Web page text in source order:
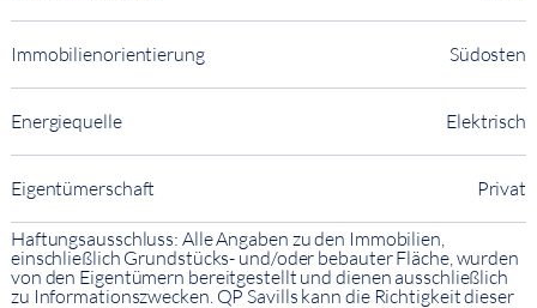
Immobilienorientierung Südosten
Energiequelle Elektrisch
Eigentümerschaft Privat
Haftungsausschluss: Alle Angaben zu den Immobilien,
einschließlich Grundstücks- und/oder bebauter Fläche, wurden
von den Eigentümern bereitgestellt und dienen ausschließlich
zu Informationszwecken. QP Savills kann die Richtigkeit dieser